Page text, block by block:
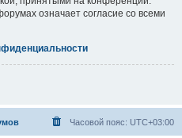
означает согласие со всеми
Часовой пояс: UTC+03:00